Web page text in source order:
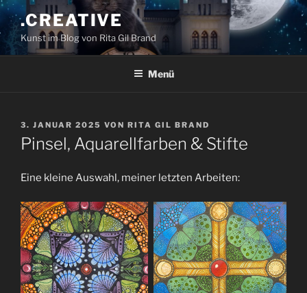
Zum
Inhalt
springen
.CREATIVE
Kunst im Blog von Rita Gil Brand
Menü
VERÖFFENTLICHT
AM
3. JANUAR 2025 VON RITA GIL BRAND
Pinsel, Aquarellfarben & Stifte
Eine kleine Auswahl, meiner letzten Arbeiten: